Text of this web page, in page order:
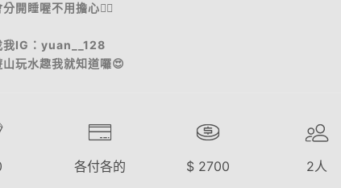
開睡喔不用擔心👌🏻
我IG：yuan__128
玩水趣我就知道囉😍
各付各的 $ 2700 2人